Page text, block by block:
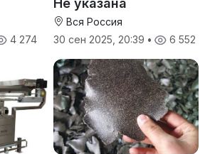
4 274
Вся Россия
30 сен 2025, 20:39 • 6 552